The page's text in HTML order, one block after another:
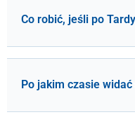
Co robić, jeśli po
Po jakim czasie